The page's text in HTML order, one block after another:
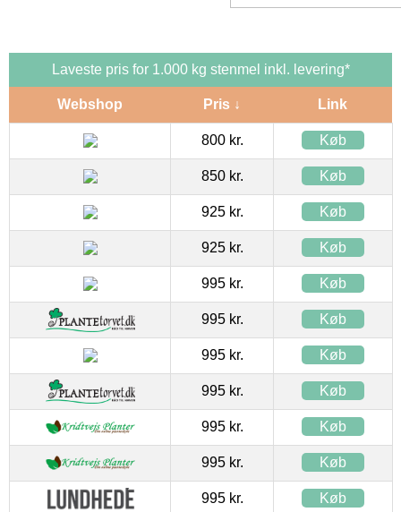
Laveste pris for 1.000 kg stenmel inkl. levering*
Webshop Pris ↓ Link
800 kr. Køb
850 kr. Køb
925 kr. Køb
925 kr. Køb
995 kr. Køb
995 kr. Køb
995 kr. Køb
995 kr. Køb
995 kr. Køb
995 kr. Køb
995 kr. Køb